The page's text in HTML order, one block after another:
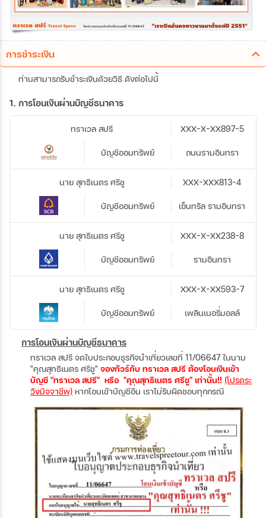
การชำระเงิน
ท่านสามารถรับชำระเงินด้วยวิธี ดังต่อไปนี้
1. การโอนเงินผ่านบัญชีธนาคาร
บัญชีออมทรัพย์
ทราเวล สปรี
ถนนรามอินทรา
XXX-X-XX897-5
บัญชีออมทรัพย์
นาย สุทธิเนตร ศรีชู
เซ็นทรัล รามอินทรา
XXX-XXX813-4
บัญชีออมทรัพย์
นาย สุทธิเนตร ศรีชู
รามอินทรา
XXX-X-XX238-8
บัญชีออมทรัพย์
นาย สุทธิเนตร ศรีชู
เพลินเนอรี่มอลล์
XXX-X-XX593-7
การโอนเงินผ่านบัญชีธนาคาร
ทราเวล สปรี จดใบประกอบธุรกิจนำเที่ยวเลขที่ 11/06647 ในนาม
"คุณสุทธิเนตร ศรีชู" จองทัวร์กับ ทราเวล สปรี ต้องโอนเงินเข้า
บัญชี "ทราเวล สปรี" หรือ "คุณสุทธิเนตร ศรีชู" เท่านั้น!! (โปรดระ
วังมิจจาชีพ) หากโอนเข้าบัญชีอื่น เราไม่รับผิดชอบทุกกรณี